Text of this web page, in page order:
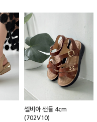
셀비아 샌들 4cm
(702V10)